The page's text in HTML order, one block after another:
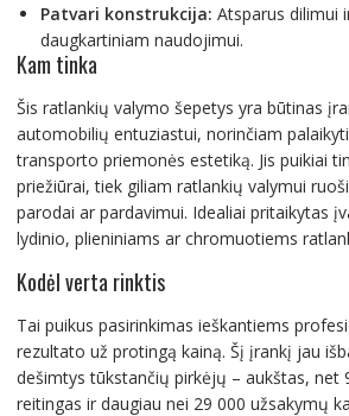
Patvari konstrukcija: Atsparus dilimui
daugkartiniam naudojimui.
Kam tinka
Šis ratlankių valymo šepetys yra būtinas
automobilių entuziastui, norinčiam
transporto priemonės estetiką. Jis puikiai
priežiūrai, tiek giliam ratlankių valymui
parodai ar pardavimui. Idealiai pritaikytas
lydinio, plieniniams ar chromuotiems
Kodėl verta rinktis
Tai puikus pasirinkimas ieškantiems
rezultato už protingą kainą. Šį įrankį jau
dešimtys tūkstančių pirkėjų – aukštas, net
reitingas ir daugiau nei 29 000 užsakymų